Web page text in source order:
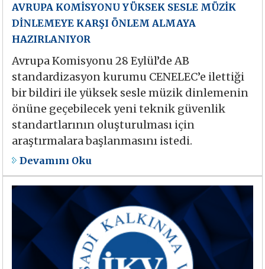
AVRUPA KOMİSYONU YÜKSEK SESLE MÜZİK
DİNLEMEYE KARŞI ÖNLEM ALMAYA
HAZIRLANIYOR
Avrupa Komisyonu 28 Eylül’de AB
standardizasyon kurumu CENELEC’e ilettiği
bir bildiri ile yüksek sesle müzik dinlemenin
önüne geçebilecek yeni teknik güvenlik
standartlarının oluşturulması için
araştırmalara başlanmasını istedi.
Devamını Oku